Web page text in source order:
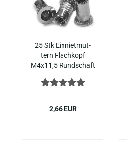
25 Stk Ein­niet­mut­
tern Flach­kopf
M4x11,5 Rund­schaft
Edel­stahl A2 Art.
2,66 EUR